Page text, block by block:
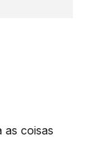
as coisas